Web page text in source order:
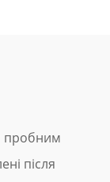
пробним
після